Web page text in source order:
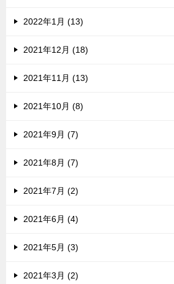
2022年1月 (13)
2021年12月 (18)
2021年11月 (13)
2021年10月 (8)
2021年9月 (7)
2021年8月 (7)
2021年7月 (2)
2021年6月 (4)
2021年5月 (3)
2021年3月 (2)